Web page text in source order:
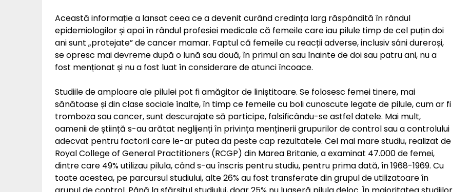
Această informație a lansat ceea ce a devenit curând credința larg răspândită în rândul
epidemiologilor și apoi în rândul profesiei medicale că femeile care iau pilule timp de cel puțin doi
ani sunt „protejate” de cancer mamar. Faptul că femeile cu reacții adverse, inclusiv sâni dureroși,
se opresc mai devreme după o lună sau două, în primul an sau înainte de doi sau patru ani, nu a
fost menționat și nu a fost luat în considerare de atunci încoace.
Studiile de amploare ale pilulei pot fi amăgitor de liniștitoare. Se folosesc femei tinere, mai
sănătoase și din clase sociale înalte, în timp ce femeile cu boli cunoscute legate de pilule, cum ar fi
tromboza sau cancer, sunt descurajate să participe, falsificându-se astfel datele. Mai mult,
oamenii de știință s-au arătat neglijenți în privința menținerii grupurilor de control sau a controlului
adecvat pentru factorii care le-ar putea da peste cap rezultatele. Cel mai mare studiu, realizat de
Royal College of General Practitioners (RCGP) din Marea Britanie, a examinat 47.000 de femei,
dintre care 49% utilizau pilula, când s-au înscris pentru studiu, pentru prima dată, în 1968-1969. Cu
toate acestea, pe parcursul studiului, alte 26% au fost transferate din grupul de utilizatoare în